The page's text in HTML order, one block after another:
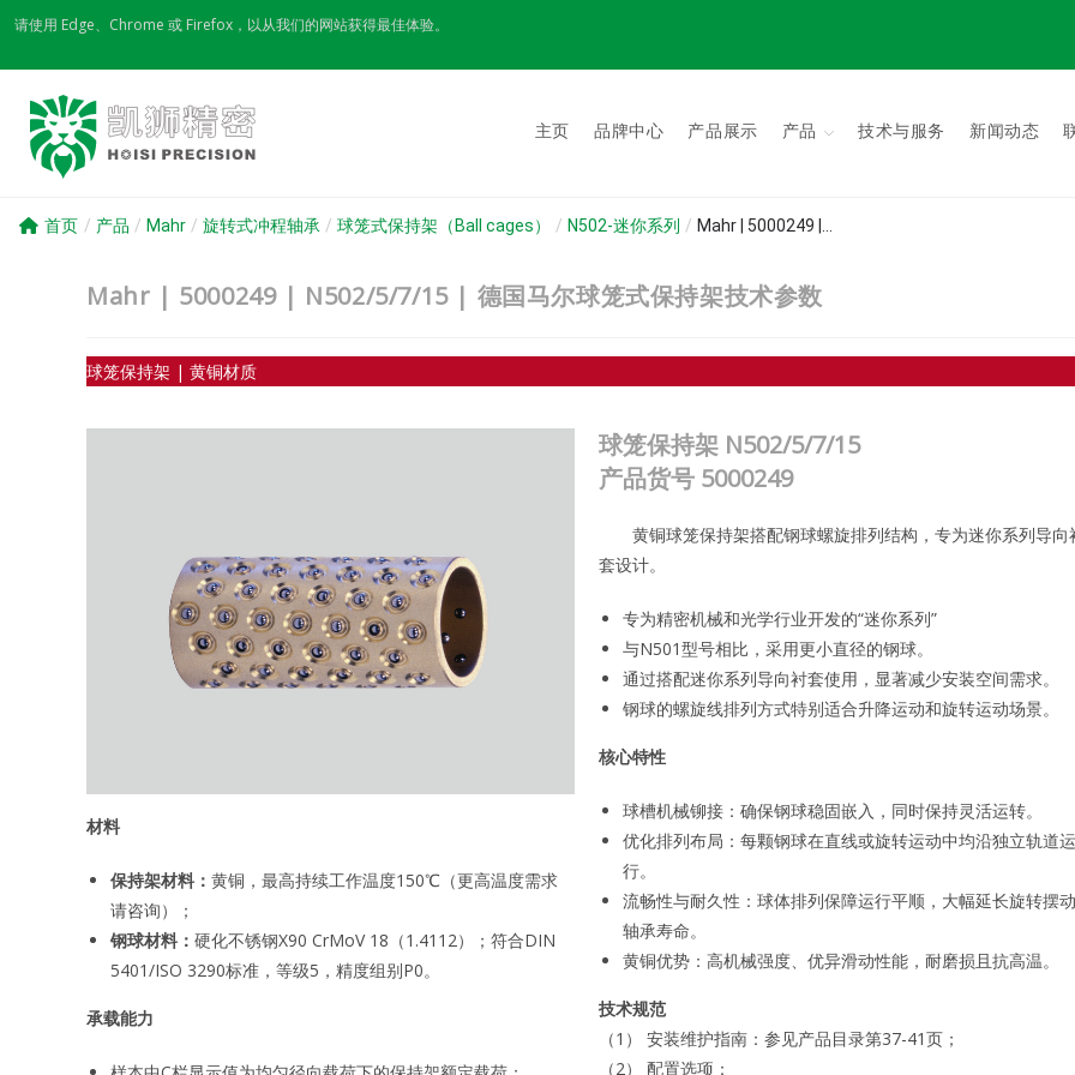
Skip
content
请使用 Edge、Chrome 或 Firefox，以从我们的网站获得最佳体验。
主页 品牌中心 产品展示 产品 技术与服务 新闻动态
首页 / 产品 / Mahr / 旋转式冲程轴承 / 球笼式保持架（Ball cages） / N502-迷你系列 / Mahr | 5000249 |...
Mahr | 5000249 | N502/5/7/15 | 德国马尔球笼式保持架技术参数
球笼保持架 | 黄铜材质
材料
保持架材料： 黄铜，最高持续工作温度150℃（更高温度需求
请咨询）；
钢球材料： 硬化不锈钢X90 CrMoV 18（1.4112）；符合DIN
5401/ISO 3290标准，等级5，精度组别P0。
承载能力
球笼保持架 N502/5/7/15
产品货号 5000249
黄铜球笼保持架搭配钢球螺旋排列结构，专为迷你系列导向
套设计。
专为精密机械和光学行业开发的“迷你系列”
与N501型号相比，采用更小直径的钢球。
通过搭配迷你系列导向衬套使用，显著减少安装空间需求。
钢球的螺旋线排列方式特别适合升降运动和旋转运动场景。
核心特性
球槽机械铆接：确保钢球稳固嵌入，同时保持灵活运转。
优化排列布局：每颗钢球在直线或旋转运动中均沿独立轨道运
行。
流畅性与耐久性：球体排列保障运行平顺，大幅延长旋转摆动
轴承寿命。
黄铜优势：高机械强度、优异滑动性能，耐磨损且抗高温。
技术规范
（1） 安装维护指南：参见产品目录第37-41页；
（2） 配置选项：